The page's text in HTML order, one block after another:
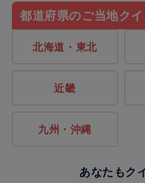
都道府県のご当地ク
北海道・東北
近畿
九州・沖縄
あなたもク